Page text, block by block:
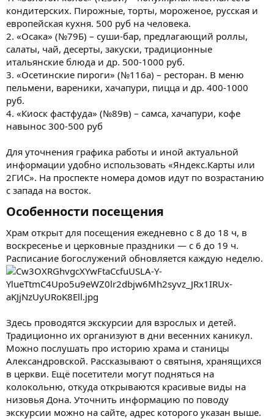
кондитерских. Пирожные, торты, мороженое, русская и
европейская кухня. 500 руб на человека.
2. «Осака» (№79Б) – суши-бар, предлагающий роллы,
салаты, чай, десерты, закуски, традиционные
итальянские блюда и др. 500-1000 руб.
3. «Осетинские пироги» (№116а) – ресторан. В меню
пельмени, вареники, хачапури, пицца и др. 400-1000
руб.
4. «Киоск фастфуда» (№89в) – самса, хачапури, кофе
навынос 300-500 руб
Для уточнения графика работы и иной актуальной
информации удобно использовать «Яндекс.Карты или
2ГИС». На проспекте номера домов идут по возрастанию
с запада на восток.
Особенности посещения​
Храм открыт для посещения ежедневно с 8 до 18 ч, в
воскресенье и церковные праздники — с 6 до 19 ч.
Расписание богослужений обновляется каждую неделю.
Здесь проводятся экскурсии для взрослых и детей.
Традиционно их организуют в дни весенних каникул.
Можно послушать про историю храма и станицы
Александровской. Рассказывают о святыня, хранящихся
в церкви. Ещё посетители могут подняться на
колокольню, откуда открываются красивые виды на
низовья Дона. Уточнить информацию по поводу
экскурсии можно на сайте, адрес которого указан выше.